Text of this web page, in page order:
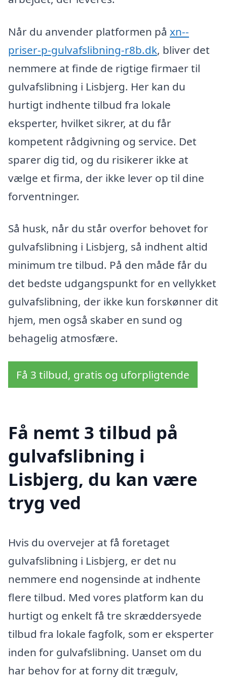
Når du anvender platformen på xn--
priser-p-gulvafslibning-r8b.dk, bliver det
nemmere at finde de rigtige firmaer til
gulvafslibning i Lisbjerg. Her kan du
hurtigt indhente tilbud fra lokale
eksperter, hvilket sikrer, at du får
kompetent rådgivning og service. Det
sparer dig tid, og du risikerer ikke at
vælge et firma, der ikke lever op til dine
forventninger.
Så husk, når du står overfor behovet for
gulvafslibning i Lisbjerg, så indhent altid
minimum tre tilbud. På den måde får du
det bedste udgangspunkt for en vellykket
gulvafslibning, der ikke kun forskønner dit
hjem, men også skaber en sund og
behagelig atmosfære.
Få 3 tilbud, gratis og uforpligtende
Få nemt 3 tilbud på
gulvafslibning i
Lisbjerg, du kan være
tryg ved
Hvis du overvejer at få foretaget
gulvafslibning i Lisbjerg, er det nu
nemmere end nogensinde at indhente
flere tilbud. Med vores platform kan du
hurtigt og enkelt få tre skræddersyede
tilbud fra lokale fagfolk, som er eksperter
inden for gulvafslibning. Uanset om du
har behov for at forny dit trægulv,